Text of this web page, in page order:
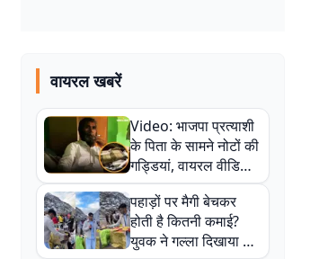
वायरल खबरें
Video: भाजपा प्रत्याशी
के पिता के सामने नोटों की
गड्डियां, वायरल वीडियो
से राजनीति में उबाल,
अजित महतो बोले- TMC
की गंदी चाल
पहाड़ों पर मैगी बेचकर
होती है कितनी कमाई?
युवक ने गल्ला दिखाया तो